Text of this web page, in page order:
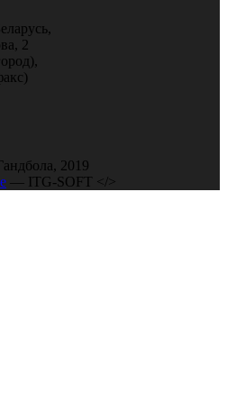
2
2019
— ITG-SOFT </>